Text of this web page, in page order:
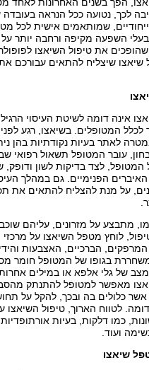
לכך, נטועה ככל הנראה
שמותאמים אישית לכל
בעלי השפעה מקיפה ורחבה יותר
שהופכים את טיפול השיאצו
שיצליח להתאים עבורכם
אינה דומה לשיטת העיסוי
לכלל המטופלים. בשיאצו, רגע
לאתר בעיות נקודתיות בהן
עובר המטופל תשאול רפואי
המטופל, לצד בדיקות לשון
הפנימיים. גם במהלך
על מנת להצליח להתאים את
מתבצע על מזרונים, עליהם
לוחץ מטפל השיאצו על
הברכיים, האצבעות
בגופו של המטופל חומר
של גלי אלפא או במילים
מאפשר למטופל להתנתק
אשר כלולים בה ובכך, להקל על
לטווח הארוך, טיפול השיאצו
כמו דלקות, בעיות
ועוד.
שיאצו